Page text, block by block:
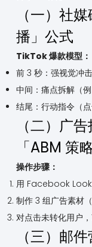
（一）社
播」公式
TikTok 爆款模型：
前 3 秒：强视觉冲
中间：痛点拆解（
结尾：行动指令（
（二）广
「ABM 策略
操作步骤：
用 Facebook
制作 3 组广告素材
对点击未转化用户
（三）邮